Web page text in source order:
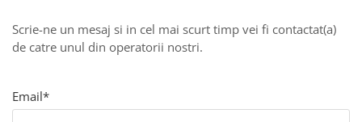
Genti Aurii
Genti bleo
Genți Albe
Genți Argintii
Scrie-ne un mesaj si in cel mai scurt timp vei fi contactat(a)
de catre unul din operatorii nostri.
Email*